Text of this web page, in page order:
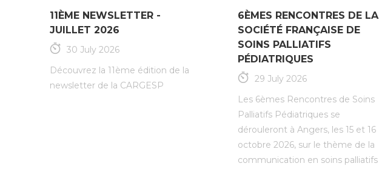
11ÈME NEWSLETTER -
JUILLET 2026
30 July 2026
Découvrez la 11ème édition de la
newsletter de la CARGESP
6ÈMES RENCONTRES DE LA
SOCIÉTÉ FRANÇAISE DE
SOINS PALLIATIFS
PÉDIATRIQUES
29 July 2026
Les 6èmes Rencontres de Soins
Palliatifs Pédiatriques se
dérouleront à Angers, les 15 et 16
octobre 2026, sur le thème de la
communication en soins palliatifs